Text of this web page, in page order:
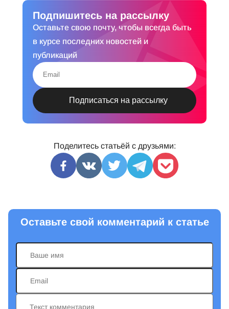
Подпишитесь на рассылку
Оставьте свою почту, чтобы всегда быть
в курсе последних новостей и
публикаций
Поделитесь статьёй с друзьями:
Оставьте свой комментарий к статье